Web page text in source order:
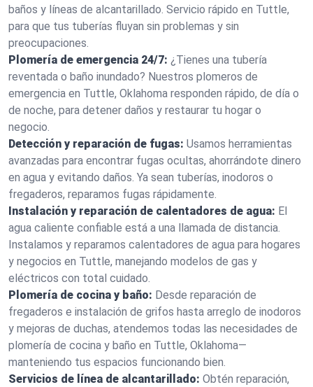
baños y líneas de alcantarillado. Servicio rápido en Tuttle,
para que tus tuberías fluyan sin problemas y sin
preocupaciones.
Plomería de emergencia 24/7: ¿Tienes una tubería
reventada o baño inundado? Nuestros plomeros de
emergencia en Tuttle, Oklahoma responden rápido, de día o
de noche, para detener daños y restaurar tu hogar o
negocio.
Detección y reparación de fugas: Usamos herramientas
avanzadas para encontrar fugas ocultas, ahorrándote dinero
en agua y evitando daños. Ya sean tuberías, inodoros o
fregaderos, reparamos fugas rápidamente.
Instalación y reparación de calentadores de agua: El
agua caliente confiable está a una llamada de distancia.
Instalamos y reparamos calentadores de agua para hogares
y negocios en Tuttle, manejando modelos de gas y
eléctricos con total cuidado.
Plomería de cocina y baño: Desde reparación de
fregaderos e instalación de grifos hasta arreglo de inodoros
y mejoras de duchas, atendemos todas las necesidades de
plomería de cocina y baño en Tuttle, Oklahoma—
manteniendo tus espacios funcionando bien.
Servicios de línea de alcantarillado: Obtén reparación,